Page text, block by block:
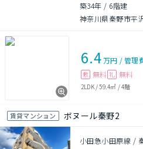
築34年 / 6階建
神奈川県秦野市平
6.4万円 /管理
敷 無料 礼 無料
2LDK/59.4㎡ /4階
賃貸マンション ボヌール秦野2
小田急小田原線 /